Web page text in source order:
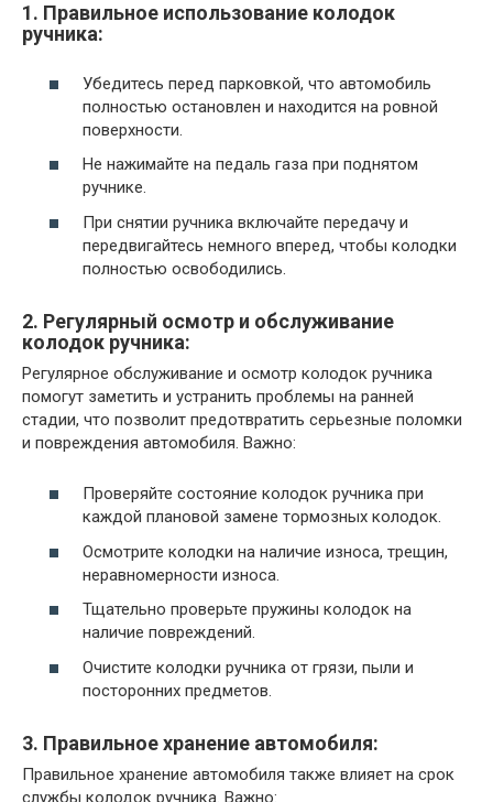
1. Правильное использование колодок
ручника:
Убедитесь перед парковкой, что автомобиль
полностью остановлен и находится на ровной
поверхности.
Не нажимайте на педаль газа при поднятом
ручнике.
При снятии ручника включайте передачу и
передвигайтесь немного вперед, чтобы колодки
полностью освободились.
2. Регулярный осмотр и обслуживание
колодок ручника:
Регулярное обслуживание и осмотр колодок ручника
помогут заметить и устранить проблемы на ранней
стадии, что позволит предотвратить серьезные поломки
и повреждения автомобиля. Важно:
Проверяйте состояние колодок ручника при
каждой плановой замене тормозных колодок.
Осмотрите колодки на наличие износа, трещин,
неравномерности износа.
Тщательно проверьте пружины колодок на
наличие повреждений.
Очистите колодки ручника от грязи, пыли и
посторонних предметов.
3. Правильное хранение автомобиля:
Правильное хранение автомобиля также влияет на срок
службы колодок ручника. Важно: